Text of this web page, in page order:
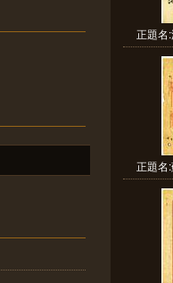
正題名
正題名